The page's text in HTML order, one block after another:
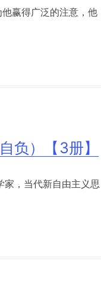
赢得广泛的注意，他
负）【3册】
，当代新自由主义思